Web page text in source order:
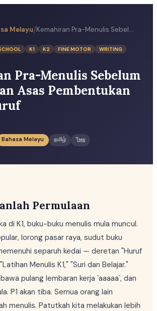
Melayu/ Kemahiran Pra-Menulis Sebelum K2: Garisan Asas Pembentukan Setiap Huruf
K1 K2 FINE MOTOR
WRITING
Pra-Menulis Sebelum
Asas Pembentukan
Bahasa Melayu தமிழ் ไทย
Permulaan
di K1, buku-buku menulis mula muncul.
lorong pasar raya, sudut buku
separuh kedai — deretan "Huruf
Menulis K1," "Suri dan Belajar."
pulang lembaran kerja `aaaaa`, dan
P1 akan tiba. Semua orang lain
menulis. Patutkah kita melakukan lebih